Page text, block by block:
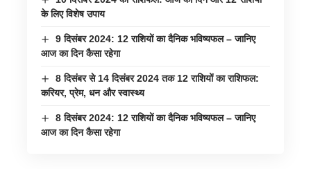
के लिए विशेष उपाय
9 दिसंबर 2024: 12 राशियों का दैनिक भविष्यफल – जानिए
आज का दिन कैसा रहेगा
8 दिसंबर से 14 दिसंबर 2024 तक 12 राशियों का राशिफल:
करियर, प्रेम, धन और स्वास्थ्य
8 दिसंबर 2024: 12 राशियों का दैनिक भविष्यफल – जानिए
आज का दिन कैसा रहेगा